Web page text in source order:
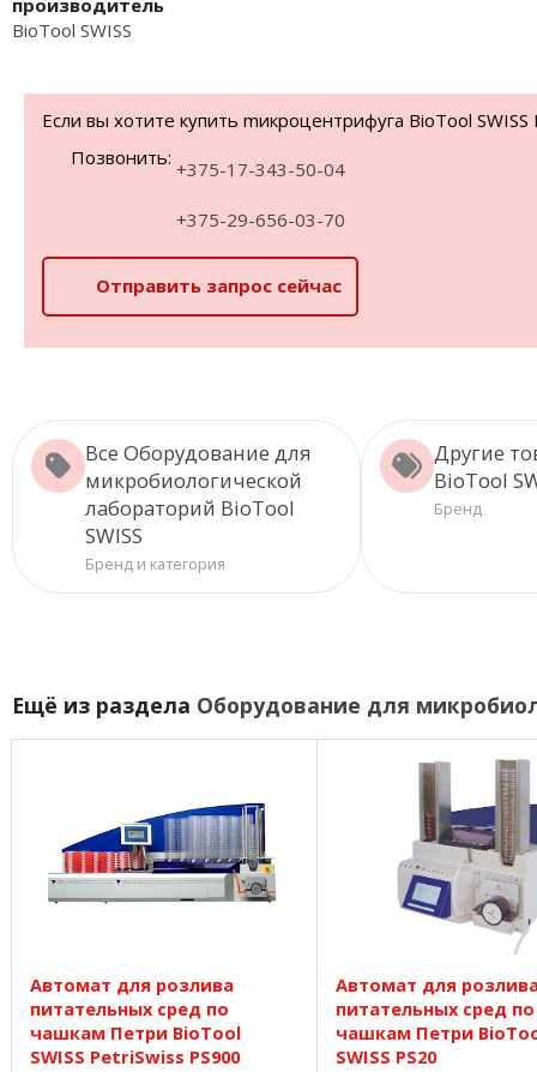
производитель
BioTool SWISS
Если вы хотите купить mикроцентрифуга BioTool
Позвонить:
+375-17-343-50-04
+375-29-656-03-70
Отправить запрос сейчас
Все Оборудование для
микробиологической
лабораторий BioTool
SWISS
Бренд и категория
Другие
BioTool
Бренд
Ещё из раздела Оборудование для
Автомат для розлива
питательных сред по
чашкам Петри BioTool
SWISS PetriSwiss PS900
Автомат для
питательных сред по
чашкам Петри
SWISS PS20